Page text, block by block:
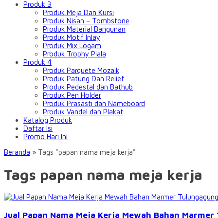
Produk 3
Produk Meja Dan Kursi
Produk Nisan – Tombstone
Produk Material Bangunan
Produk Motif Inlay
Produk Mix Logam
Produk Trophy Piala
Produk 4
Produk Parquete Mozaik
Produk Patung Dan Relief
Produk Pedestal dan Bathub
Produk Pen Holder
Produk Prasasti dan Nameboard
Produk Vandel dan Plakat
Katalog Produk
Daftar Isi
Promo Hari Ini
Beranda » Tags "papan nama meja kerja"
Tags papan nama meja kerja
Jual Papan Nama Meja Kerja Mewah Bahan Marmer